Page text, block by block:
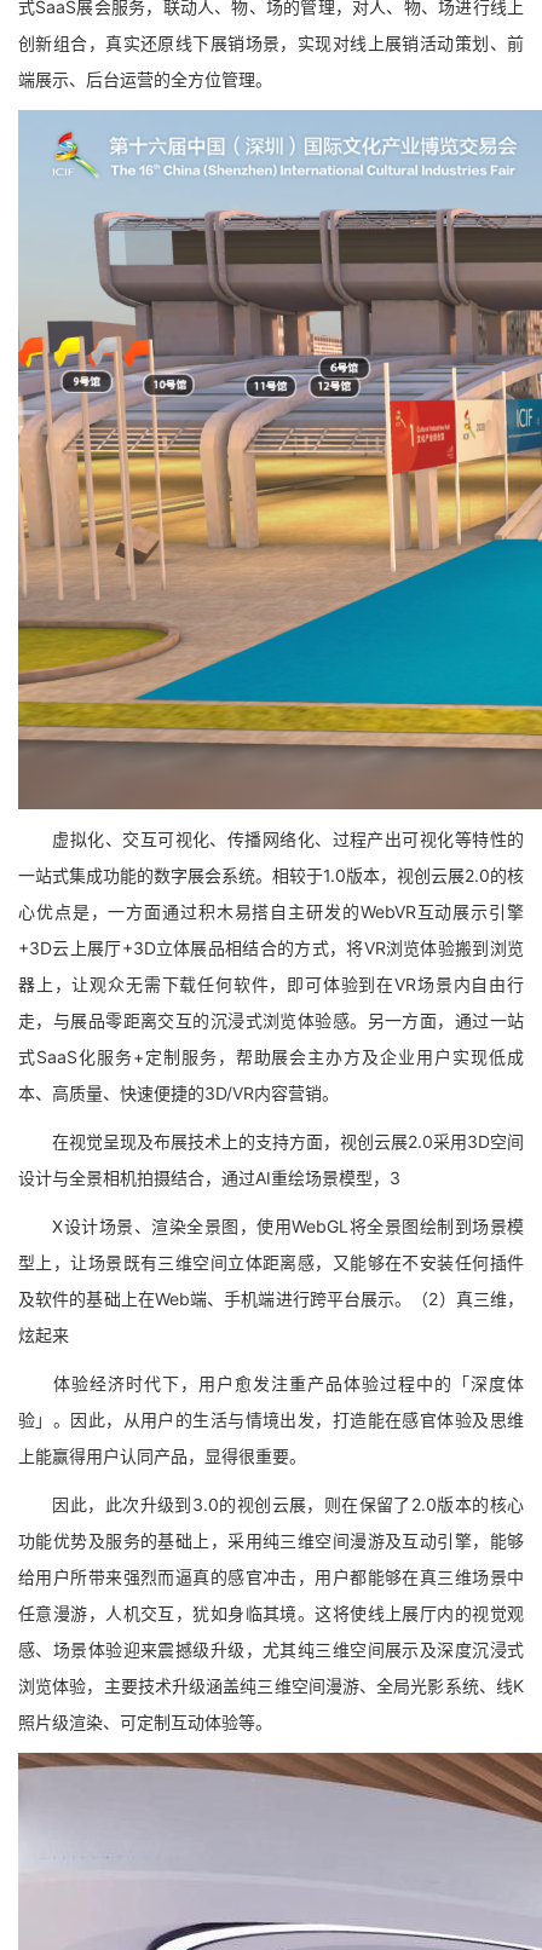
式SaaS展会服务，联动人、物、场的管理，对人、物、场进行线上
创新组合，真实还原线下展销场景，实现对线上展销活动策划、前
端展示、后台运营的全方位管理。
虚拟化、交互可视化、传播网络化、过程产出可视化等特性的
一站式集成功能的数字展会系统。相较于1.0版本，视创云展2.0的核
心优点是，一方面通过积木易搭自主研发的WebVR互动展示引擎
+3D云上展厅+3D立体展品相结合的方式，将VR浏览体验搬到浏览
器上，让观众无需下载任何软件，即可体验到在VR场景内自由行
走，与展品零距离交互的沉浸式浏览体验感。另一方面，通过一站
式SaaS化服务+定制服务，帮助展会主办方及企业用户实现低成
本、高质量、快速便捷的3D/VR内容营销。
在视觉呈现及布展技术上的支持方面，视创云展2.0采用3D空间
设计与全景相机拍摄结合，通过AI重绘场景模型，3
X设计场景、渲染全景图，使用WebGL将全景图绘制到场景模
型上，让场景既有三维空间立体距离感，又能够在不安装任何插件
及软件的基础上在Web端、手机端进行跨平台展示。（2）真三维，
炫起来
体验经济时代下，用户愈发注重产品体验过程中的「深度体
验」。因此，从用户的生活与情境出发，打造能在感官体验及思维
上能赢得用户认同产品，显得很重要。
因此，此次升级到3.0的视创云展，则在保留了2.0版本的核心
功能优势及服务的基础上，采用纯三维空间漫游及互动引擎，能够
给用户所带来强烈而逼真的感官冲击，用户都能够在真三维场景中
任意漫游，人机交互，犹如身临其境。这将使线上展厅内的视觉观
感、场景体验迎来震撼级升级，尤其纯三维空间展示及深度沉浸式
浏览体验，主要技术升级涵盖纯三维空间漫游、全局光影系统、线K
照片级渲染、可定制互动体验等。